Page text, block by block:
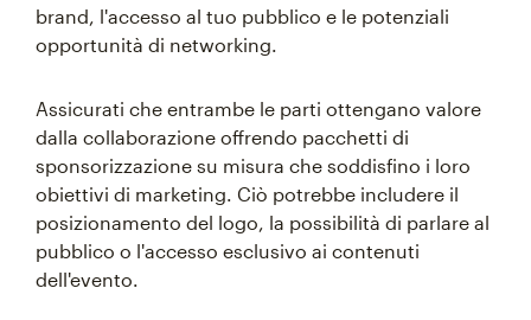
brand, l'accesso al tuo pubblico e le potenziali
opportunità di networking.
Assicurati che entrambe le parti ottengano valore
dalla collaborazione offrendo pacchetti di
sponsorizzazione su misura che soddisfino i loro
obiettivi di marketing. Ciò potrebbe includere il
posizionamento del logo, la possibilità di parlare al
pubblico o l'accesso esclusivo ai contenuti
dell'evento.